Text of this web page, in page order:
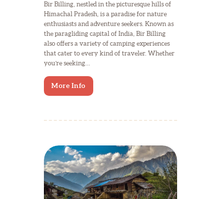
Bir Billing, nestled in the picturesque hills of
Himachal Pradesh, is a paradise for nature
enthusiasts and adventure seekers. Known as
the paragliding capital of India, Bir Billing
also offers a variety of camping experiences
that cater to every kind of traveler. Whether
you’re seeking…
More Info